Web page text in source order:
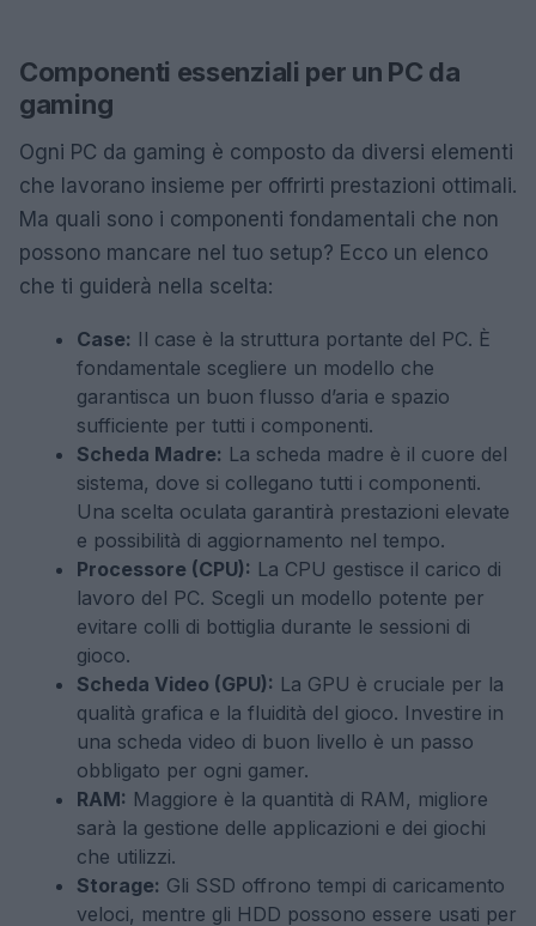
Componenti essenziali per un PC da
gaming
Ogni PC da gaming è composto da diversi elementi
che lavorano insieme per offrirti prestazioni ottimali.
Ma quali sono i componenti fondamentali che non
possono mancare nel tuo setup? Ecco un elenco
che ti guiderà nella scelta:
Case: Il case è la struttura portante del PC. È
fondamentale scegliere un modello che
garantisca un buon flusso d’aria e spazio
sufficiente per tutti i componenti.
Scheda Madre: La scheda madre è il cuore del
sistema, dove si collegano tutti i componenti.
Una scelta oculata garantirà prestazioni elevate
e possibilità di aggiornamento nel tempo.
Processore (CPU): La CPU gestisce il carico di
lavoro del PC. Scegli un modello potente per
evitare colli di bottiglia durante le sessioni di
gioco.
Scheda Video (GPU): La GPU è cruciale per la
qualità grafica e la fluidità del gioco. Investire in
una scheda video di buon livello è un passo
obbligato per ogni gamer.
RAM: Maggiore è la quantità di RAM, migliore
sarà la gestione delle applicazioni e dei giochi
che utilizzi.
Storage: Gli SSD offrono tempi di caricamento
veloci, mentre gli HDD possono essere usati per